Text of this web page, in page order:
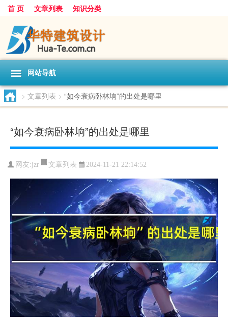
首 页 文章列表 知识分类
网站导航
> 文章列表 > “如今衰病卧林垧”的出处是哪里
“如今衰病卧林垧”的出处是哪里
网友:jzr 文章列表 2024-11-21 22:14:52